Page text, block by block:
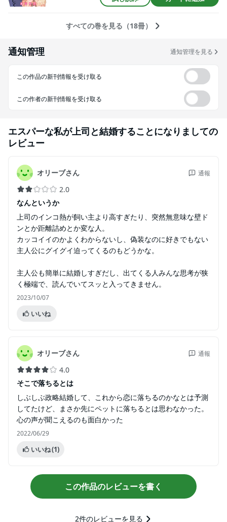
すべての巻を見る（18冊）
通知管理 通知管理を見る
この作品の新刊情報を受け取る
この作者の新刊情報を受け取る
エスパーな私が上司と結婚することになりましての
レビュー
オリーブさん 通報
2.0
なんというか
上司のインコ熱が飼い主より高すぎたり、突然無意味な壁ド
ンとか距離詰めとか変な人。
カッコイイのかよくわからないし、偽装なのに好きでもない
主人公にグイグイ迫ってくるのもどうかな。
主人公も簡単に結婚しすぎだし、出てくる人みんな思考が狭
く極端で、読んでいてスッと入ってきません。
2023/10/07
いいね
オリーブさん 通報
4.0
そこで落ちるとは
しぶしぶ政略結婚して、これから恋に落ちるのかなとは予測
してたけど、まさか先にペットに落ちるとは思わなかった。
心の声が聞こえるのも面白かった
2022/06/29
いいね(1)
この作品のレビューを書く
2件のレビューを見る